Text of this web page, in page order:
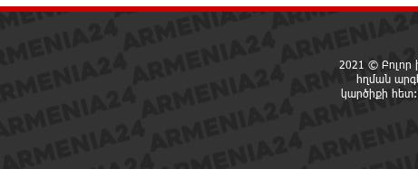
2021 © Բոլոր
հղման
կարծիքի